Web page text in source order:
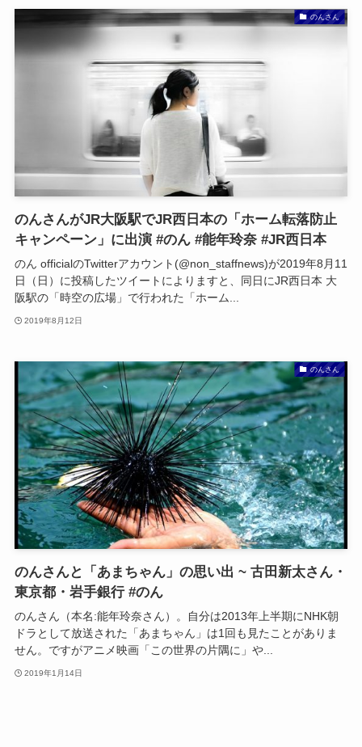
のんさん
のんさんがJR大阪駅でJR西日本の「ホーム転落防止
キャンペーン」に出演 #のん #能年玲奈 #JR西日本
のん officialのTwitterアカウント(@non_staffnews)が2019年8月11
日（日）に投稿したツイートによりますと、同日にJR西日本 大
阪駅の「時空の広場」で行われた「ホーム...
2019年8月12日
のんさん
のんさんと「あまちゃん」の思い出 ~ 古田新太さん・
東京都・岩手銀行 #のん
のんさん（本名:能年玲奈さん）。自分は2013年上半期にNHK朝
ドラとして放送された「あまちゃん」は1回も見たことがありま
せん。ですがアニメ映画「この世界の片隅に」や...
2019年1月14日